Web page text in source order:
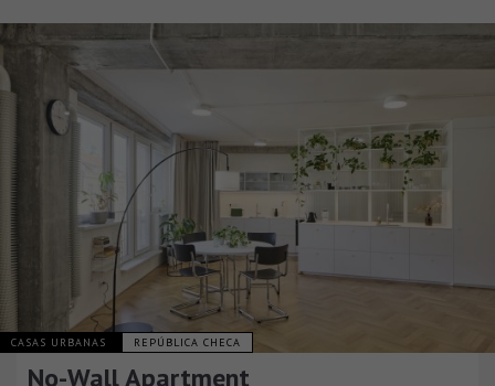
CASAS URBANAS REPÚBLICA CHECA
No-Wall Apartment